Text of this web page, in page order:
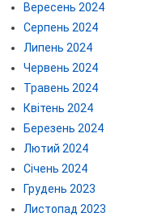
Вересень 2024
Серпень 2024
Липень 2024
Червень 2024
Травень 2024
Квітень 2024
Березень 2024
Лютий 2024
Січень 2024
Грудень 2023
Листопад 2023